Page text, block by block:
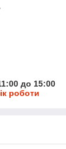
до 15:00
роботи